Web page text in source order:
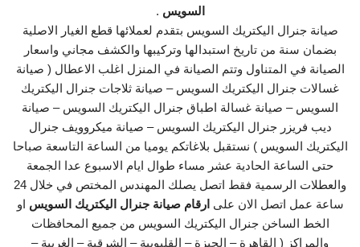
السويس .
صيانة جنرال اليكتريك السويس بتقدم لعملائها قطع الغيار الاصلية
بضمان سنة من تاريخ استبدالها وتركيبها والكشف مجاني واسعار
الصيانة في المتناول وتتم الصيانة في المنزل اغلب الاعطال ( صيانة
غسالات جنرال اليكتريك السويس – صيانة ثلاجات جنرال اليكتريك
السويس – صيانة غسالة اطباق جنرال اليكتريك السويس – صيانة
ديب فريزر جنرال اليكتريك السويس – صيانة ميكروويف جنرال
اليكتريك السويس ) نستقبل بلاغاتكم يوميا من الساعة التاسعة صباحا
حتى الساعة الحادية عشر مساء طوال ايام الاسبوع عدا الجمعة
والعطلات الرسمية فقط اتصل يصلك المهندس المختص في خلال 24
ساعة عمل اتصل الان على ارقام صيانة جنرال اليكتريك السويس او
الخط الساخن جنرال اليكتريك السويس من جميع المحافظات
والمراكز ( القاهرة – الجيزة – القليوبية – الشرقية – الغربية –